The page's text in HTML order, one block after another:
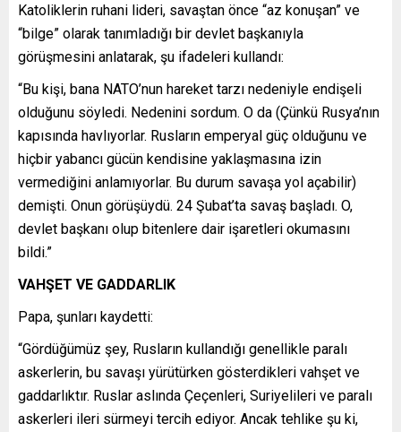
Katoliklerin ruhani lideri, savaştan önce “az konuşan” ve
“bilge” olarak tanımladığı bir devlet başkanıyla
görüşmesini anlatarak, şu ifadeleri kullandı:
“Bu kişi, bana NATO’nun hareket tarzı nedeniyle endişeli
olduğunu söyledi. Nedenini sordum. O da (Çünkü Rusya’nın
kapısında havlıyorlar. Rusların emperyal güç olduğunu ve
hiçbir yabancı gücün kendisine yaklaşmasına izin
vermediğini anlamıyorlar. Bu durum savaşa yol açabilir)
demişti. Onun görüşüydü. 24 Şubat’ta savaş başladı. O,
devlet başkanı olup bitenlere dair işaretleri okumasını
bildi.”
VAHŞET VE GADDARLIK
Papa, şunları kaydetti:
“Gördüğümüz şey, Rusların kullandığı genellikle paralı
askerlerin, bu savaşı yürütürken gösterdikleri vahşet ve
gaddarlıktır. Ruslar aslında Çeçenleri, Suriyelileri ve paralı
askerleri ileri sürmeyi tercih ediyor. Ancak tehlike şu ki,